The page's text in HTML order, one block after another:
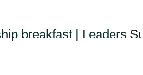
breakfast | Leaders